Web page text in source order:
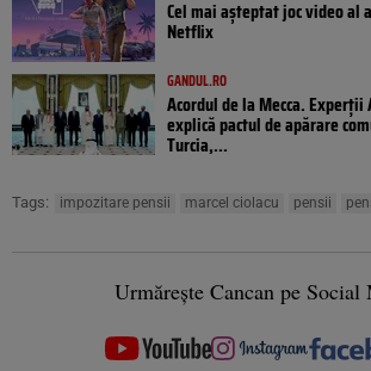
Cel mai așteptat joc video al
Netflix
GANDUL.RO
Acordul de la Mecca. Experții
explică pactul de apărare
Turcia,...
Tags: impozitare pensii marcel ciolacu pensii
Urmărește Cancan pe Social